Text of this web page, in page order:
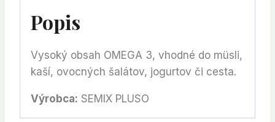
Popis
Vysoký obsah OMEGA 3, vhodné do müsli,
kaší, ovocných šalátov, jogurtov či cesta.
Výrobca: SEMIX PLUSO